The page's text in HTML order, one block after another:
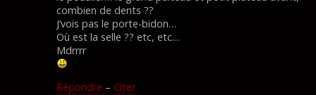
combien de dents ??
J’vois pas le porte-bidon…
Où est la selle ?? etc, etc…
Mdrrrr
Répondre – Citer